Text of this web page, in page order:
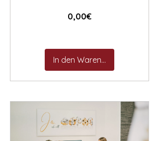
0,00€Preis
In den Warenkorb